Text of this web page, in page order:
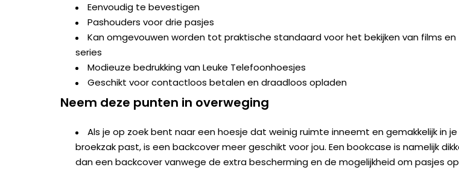
Eenvoudig te bevestigen
Pashouders voor drie pasjes
Kan omgevouwen worden tot praktische standaard voor het bekijken van films en
series
Modieuze bedrukking van Leuke Telefoonhoesjes
Geschikt voor contactloos betalen en draadloos opladen
Neem deze punten in overweging
Als je op zoek bent naar een hoesje dat weinig ruimte inneemt en gemakkelijk in je
broekzak past, is een backcover meer geschikt voor jou. Een bookcase is namelijk
dan een backcover vanwege de extra bescherming en de mogelijkheid om pasjes